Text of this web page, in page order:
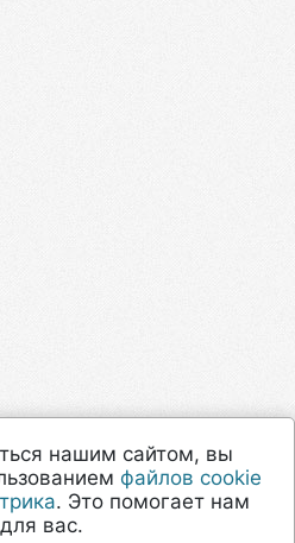
нашим сайтом, вы
файлов cookie
. Это помогает нам
вас.